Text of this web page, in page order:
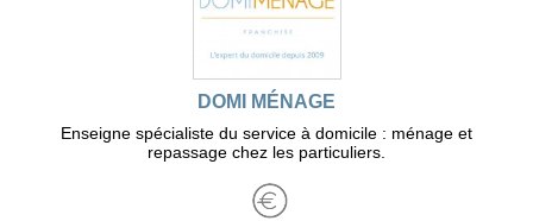
DOMI MÉNAGE
Enseigne spécialiste du service à domicile : ménage et
repassage chez les particuliers.